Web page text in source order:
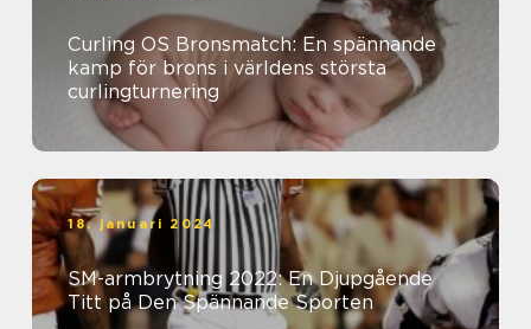
Curling OS Bronsmatch: En spännande
kamp för brons i världens största
curlingturnering
18. januari 2024
SM-armbrytning 2022: En Djupgående
Titt på Den Spännande Sporten